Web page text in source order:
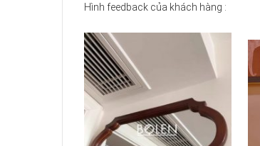
Hình feedback của khách hàng :